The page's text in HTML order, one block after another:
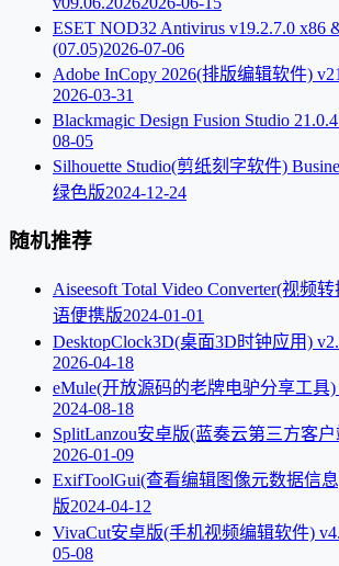
ESET NOD32 Antivirus v19.2.7.0 x86
(07.05)2026-07-06
Adobe InCopy 2026(排版编辑软件)
2026-03-31
Blackmagic Design Fusion Studio
08-05
Silhouette Studio(剪纸刻字软件)
绿色版2024-12-24
随机推荐
Aiseesoft Total Video Converter(视频
语便携版2024-01-01
DesktopClock3D(桌面3D时钟应用)
2026-04-18
eMule(开放源码的老牌电驴分享工具
2024-08-18
SplitLanzou安卓版(蓝奏云第三方客
2026-01-09
ExifToolGui(查看编辑图像元数据信
版2024-04-12
VivaCut安卓版(手机视频编辑软件)
05-08